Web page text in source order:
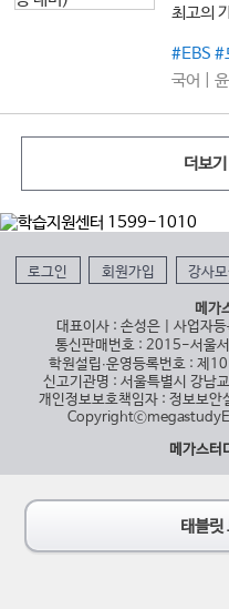
최고의
#EBS #
국어 |
더보기
로그인 회원가입 강사모
메가
대표이사 : 손성은 | 사업
통신판매번호 : 2015-서울
학원설립∙운영등록번호 : 제
신고기관명 : 서울특별시 강남
개인정보보호책임자 : 정보보안
메가스터
태블릿